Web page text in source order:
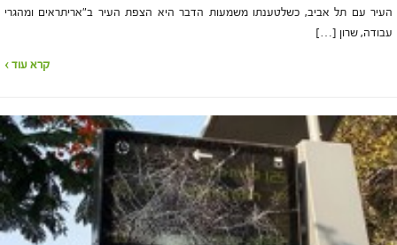
העיר עם תל אביב, כשלטענתו משמעות הדבר היא הצפת העיר ב"אריתראים ומהגרי
עבודה, שרון […]
קרא עוד ›